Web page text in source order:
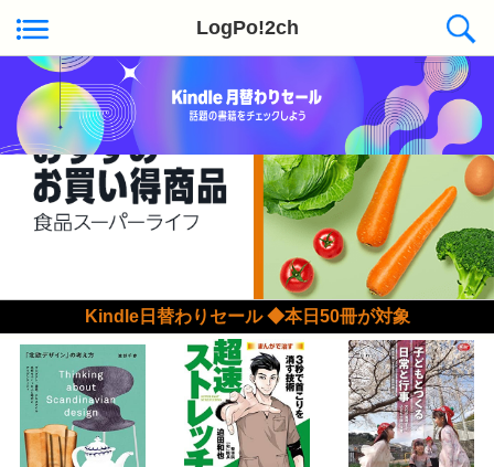
LogPo!2ch
Kindle日替わりセール ◆本日50冊が対象